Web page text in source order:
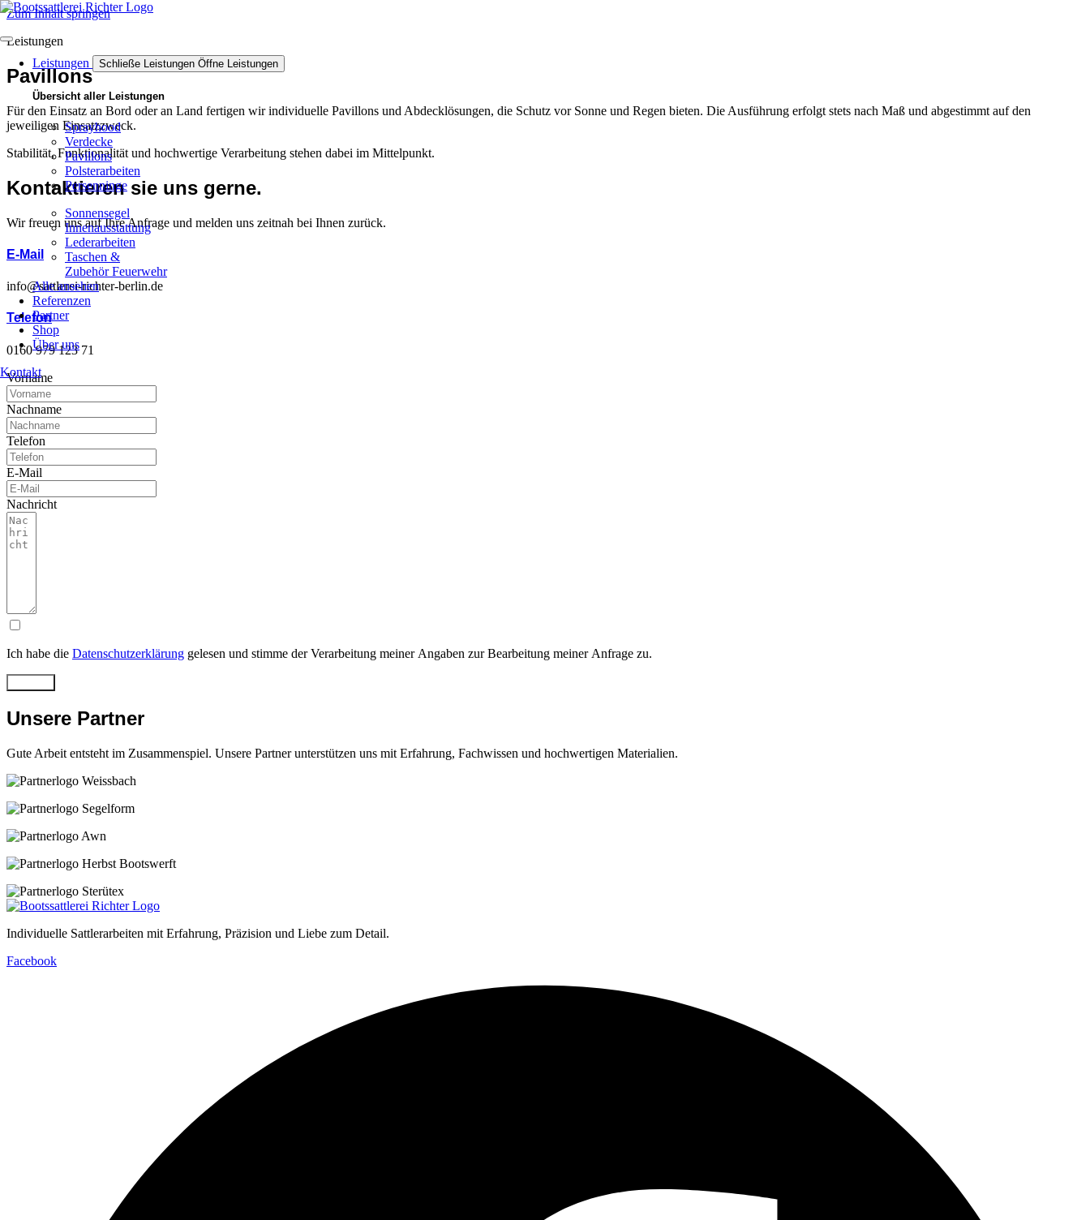
Zum Inhalt springen
Leistungen Schließe Leistungen Öffne Leistungen
Übersicht aller Leistungen
Sprayhood
Verdecke
Pavillons
Polsterarbeiten
Persenninge
Sonnensegel
Innenausstattung
Lederarbeiten
Taschen &
Zubehör Feuerwehr
Alle ansehen
Referenzen
Partner
Shop
Über uns
Kontakt
Leistungen
Pavillons
Für den Einsatz an Bord oder an Land fertigen wir individuelle Pavillons und Abdecklösungen, die Schutz vor Sonne und Regen bieten. Die Ausführung erfolgt stets nach Maß und abgestimmt auf den
jeweiligen Einsatzzweck.
Stabilität, Funktionalität und hochwertige Verarbeitung stehen dabei im Mittelpunkt.
Kontaktieren sie uns gerne.
Wir freuen uns auf Ihre Anfrage und melden uns zeitnah bei Ihnen zurück.
E-Mail
info@sattlerei-richter-berlin.de
Telefon
0160 979 123 71
Vorname
Nachname
Telefon
E-Mail
Nachricht
Ich habe die Datenschutzerklärung gelesen und stimme der Verarbeitung meiner Angaben zur Bearbeitung meiner Anfrage zu.
Unsere Partner
Gute Arbeit entsteht im Zusammenspiel. Unsere Partner unterstützen uns mit Erfahrung, Fachwissen und hochwertigen Materialien.
Individuelle Sattlerarbeiten mit Erfahrung, Präzision und Liebe zum Detail.
Facebook